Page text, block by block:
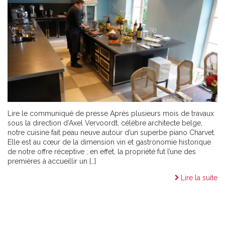
Lire le communiqué de presse Après plusieurs mois de travaux
sous la direction d’Axel Vervoordt, célèbre architecte belge,
notre cuisine fait peau neuve autour d’un superbe piano Charvet.
Elle est au cœur de la dimension vin et gastronomie historique
de notre offre réceptive ; en effet, la propriété fut l’une des
premières à accueillir un […]
Lire la suite